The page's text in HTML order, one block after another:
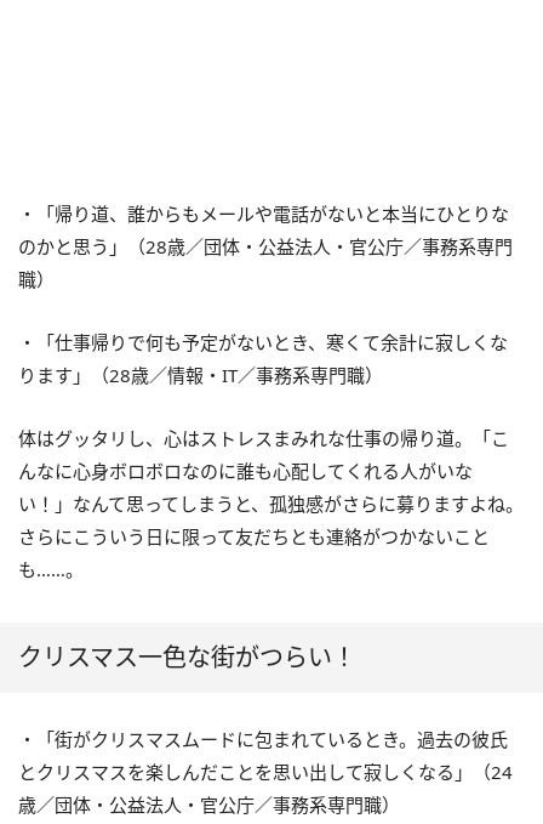
・「帰り道、誰からもメールや電話がないと本当にひとりな
のかと思う」（28歳／団体・公益法人・官公庁／事務系専門
職）
・「仕事帰りで何も予定がないとき、寒くて余計に寂しくな
ります」（28歳／情報・IT／事務系専門職）
体はグッタリし、心はストレスまみれな仕事の帰り道。「こ
んなに心身ボロボロなのに誰も心配してくれる人がいな
い！」なんて思ってしまうと、孤独感がさらに募りますよね。
さらにこういう日に限って友だちとも連絡がつかないこと
も……。
クリスマス一色な街がつらい！
・「街がクリスマスムードに包まれているとき。過去の彼氏
とクリスマスを楽しんだことを思い出して寂しくなる」（24
歳／団体・公益法人・官公庁／事務系専門職）